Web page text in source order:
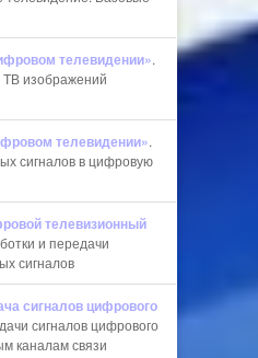
телевидении».
изображений
телевидении».
сигналов в цифровую
телевизионный
и передачи
сигналов
сигналов цифрового
сигналов цифрового
каналам связи